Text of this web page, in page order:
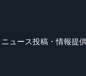
ニュース投稿・情報提